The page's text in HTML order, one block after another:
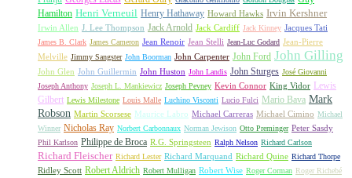
Hamilton Henri Verneuil Henry Hathaway Howard Hawks Irvin Kershner
Irwin Allen J. Lee Thompson Jack Arnold Jack Cardiff Jack Kinney Jacques Tati
James B. Clark James Cameron Jean Renoir Jean Stelli Jean-Luc Godard Jean-Pierre
Melville Jimmy Sangster John Boorman John Carpenter John Ford John Gilling
John Glen John Guillermin John Huston John Landis John Sturges José Giovanni
Joseph Anthony Joseph L. Mankiewicz Joseph Pevney Kevin Connor King Vidor Lewis
Gilbert Lewis Milestone Louis Malle Luchino Visconti Lucio Fulci Mario Bava Mark
Robson Martin Scorsese Maurice Labro Michael Carreras Michael Cimino Michael
Winner Nicholas Ray Norbert Carbonnaux Norman Jewison Otto Preminger Peter Sasdy
Phil Karlson Philippe de Broca R.G. Springsteen Ralph Nelson Richard Carlson
Richard Fleischer Richard Lester Richard Marquand Richard Quine Richard Thorpe
Ridley Scott Robert Aldrich Robert Mulligan Robert Wise Roger Corman Roger Richebé